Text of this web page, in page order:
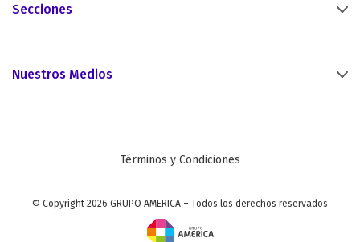
Secciones
Nuestros Medios
Términos y Condiciones
© Copyright 2026 GRUPO AMERICA – Todos los derechos reservados